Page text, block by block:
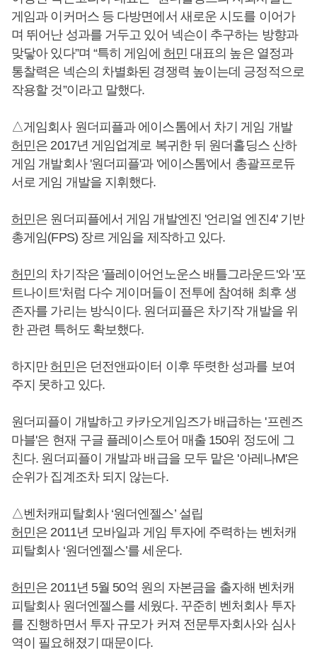
게임과 이커머스 등 다방면에서 새로운 시도를 이어가
며 뛰어난 성과를 거두고 있어 넥슨이 추구하는 방향과
맞닿아 있다”며 “특히 게임에 허민 대표의 높은 열정과
통찰력은 넥슨의 차별화된 경쟁력 높이는데 긍정적으로
작용할 것”이라고 말했다.
△게임회사 원더피플과 에이스톰에서 차기 게임 개발
허민은 2017년 게임업계로 복귀한 뒤 원더홀딩스 산하
게임 개발회사 '원더피플'과 '에이스톰'에서 총괄프로듀
서로 게임 개발을 지휘했다.
허민은 원더피플에서 게임 개발엔진 '언리얼 엔진4' 기반
총게임(FPS) 장르 게임을 제작하고 있다.
허민의 차기작은 '플레이어언노운스 배틀그라운드'와 '포
트나이트'처럼 다수 게이머들이 전투에 참여해 최후 생
존자를 가리는 방식이다. 원더피플은 차기작 개발을 위
한 관련 특허도 확보했다.
하지만허민은 던전앤파이터 이후 뚜렷한 성과를 보여
주지 못하고 있다.
원더피플이 개발하고 카카오게임즈가 배급하는 '프렌즈
마블'은 현재 구글 플레이스토어 매출 150위 정도에 그
친다. 원더피플이 개발과 배급을 모두 맡은 '아레나M'은
순위가 집계조차 되지 않는다.
△벤처캐피탈회사 ‘원더엔젤스’ 설립
허민은 2011년 모바일과 게임 투자에 주력하는 벤처캐
피탈회사 ‘원더엔젤스’를 세운다.
허민은 2011년 5월 50억 원의 자본금을 출자해 벤처캐
피탈회사 원더엔젤스를 세웠다. 꾸준히 벤처회사 투자
를 진행하면서 투자 규모가 커져 전문투자회사와 심사
역이 필요해졌기 때문이다.